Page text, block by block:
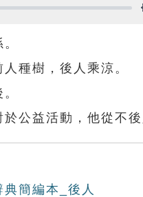
人種樹，後人乘涼。
於公益活動，他從不後
簡編本_後人